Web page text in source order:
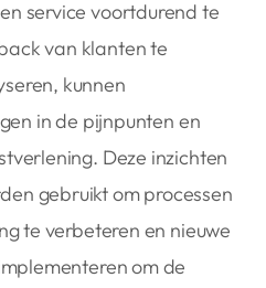
service voortdurend te
van klanten te
kunnen
in de pijnpunten en
Deze inzichten
gebruikt om processen
te verbeteren en nieuwe
om de